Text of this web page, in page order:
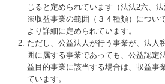
じると定められています（法法2六、
※収益事業の範囲（３４種類）につい
より詳細に定められています。
ただし、公益法人が行う事業が、法人
囲に属する事業であっても、公益認定
益目的事業に該当する場合は、収益事
ています。